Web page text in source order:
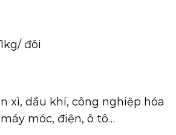
đôi
xì, dầu khí, công nghiệp hóa
móc, điện, ô tô…